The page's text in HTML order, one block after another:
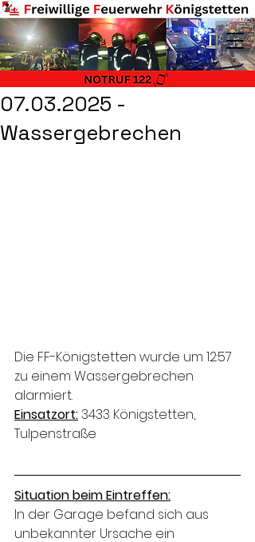
07.03.2025 -
Wassergebrechen
Die FF-Königstetten wurde um 12:57
zu einem Wassergebrechen
alarmiert.
Einsatzort: 3433 Königstetten,
Tulpenstraße
Situation beim Eintreffen:
In der Garage befand sich aus
unbekannter Ursache ein